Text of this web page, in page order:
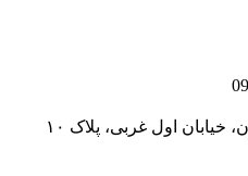
اول غربی، پلاک ۱۰